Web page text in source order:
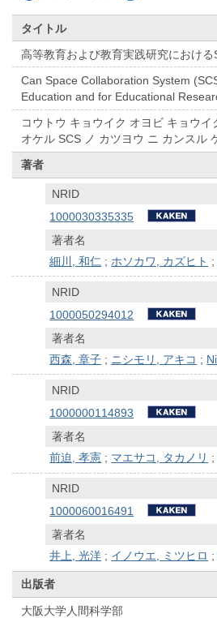
タイトル
高等教育および教育実践研究におけ
Can Space Collaboration System
Education and for Educational
コウトウ キョウイク オヨビ キョウ
オケル SCS ノ カツヨウ ニ カンスル
著者
NRID
1000030335335
著者名
細川, 和仁 ; ホソカワ, カズヒト ;
NRID
1000050294012
著者名
西森, 章子 ; ニシモリ, アキコ ;
NRID
1000000114893
著者名
前迫, 孝憲 ; マエサコ, タカノリ ;
NRID
1000060016491
著者名
井上, 光洋 ; イノウエ, ミツヒロ ;
出版者
大阪大学人間科学部